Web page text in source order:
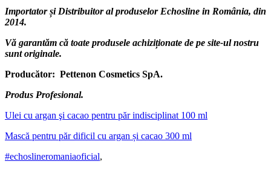
Importator și Distribuitor al produselor Echosline in România, din
2014.
Vă garantăm că toate produsele achiziționate de pe site-ul nostru
sunt originale.
Producător: Pettenon Cosmetics SpA.
Produs Profesional.
Ulei cu argan şi cacao pentru păr indisciplinat 100 ml
Mască pentru păr dificil cu argan și cacao 300 ml
#echoslineromaniaoficial,